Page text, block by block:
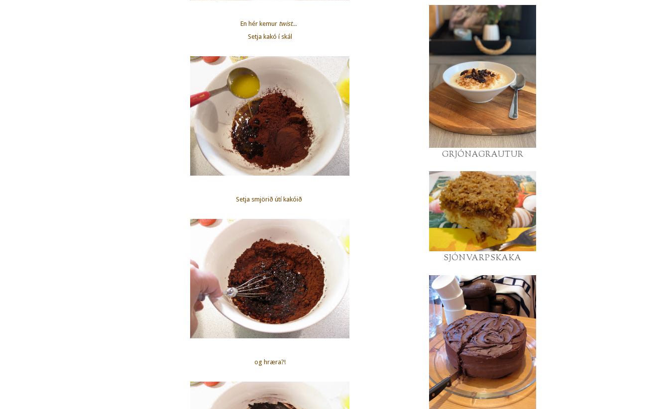
En hér kemur twist...
Setja kakó í skál
Setja smjörið útí kakóið
og hræra?!
GRJÓNAGRAUTUR
SJÓNVARPSKAKA